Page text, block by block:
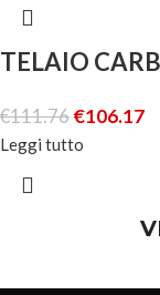
TELAIO
€111.76€106.17
Leggi tutto